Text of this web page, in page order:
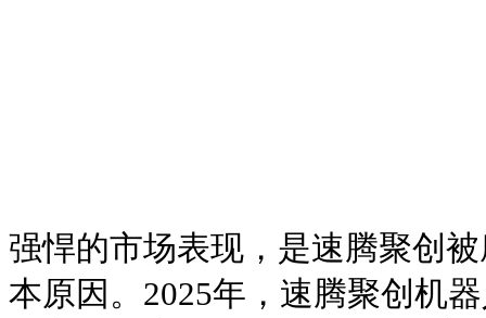
强悍的市场表现，是速腾聚创
本原因。2025年，速腾聚创机